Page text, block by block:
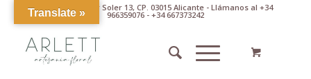
Av. Pintor Xavier Soler 13, CP. 03015 Alicante - Llámanos al +34
966359076 - +34 667373242
Translate »